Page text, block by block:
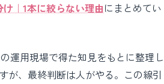
｜1本に絞らない理由にまとめてい
運用現場で得た知見をもとに整理し
が、最終判断は人がやる。この線引